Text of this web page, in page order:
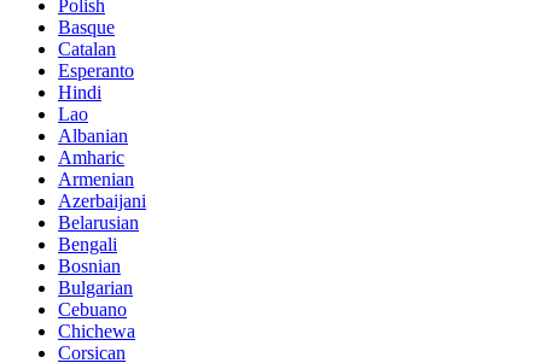
Polish
Basque
Catalan
Esperanto
Hindi
Lao
Albanian
Amharic
Armenian
Azerbaijani
Belarusian
Bengali
Bosnian
Bulgarian
Cebuano
Chichewa
Corsican